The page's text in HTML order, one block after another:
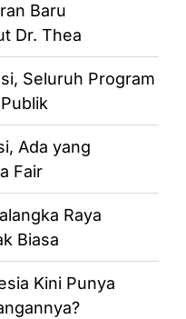
Baru
Dr. Thea
Seluruh Program
Ada yang
Fair
Raya
Biasa
Kini Punya